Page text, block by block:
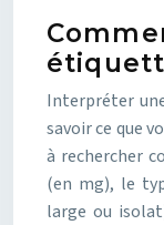
Interpréter
savoir ce que
à rechercher
(en mg), le
large ou